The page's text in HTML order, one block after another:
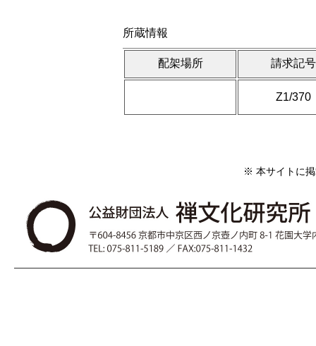
所蔵情報
配架場所 請求記号
Z1/370
※ 本サイトに